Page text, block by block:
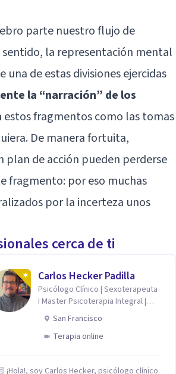
parte nuestro flujo de
sentido, la representación mental
de estas divisiones ejercidas
la “narración” de los
estos fragmentos como las tomas
De manera fortuita,
de acción pueden perderse
fragmento: por eso muchas
por la incerteza unos
cerca de ti
Carlos Hecker Padilla
Psicólogo Clínico | Sexoterapeuta
I Master Psicoterapia Integral |
Terapeuta de Pareja
San Francisco
Terapia online
¡Hola!, soy Carlos Hecker, psicólogo clínico